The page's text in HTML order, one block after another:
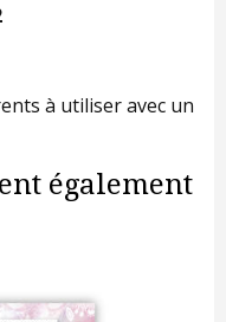
à utiliser avec un
également